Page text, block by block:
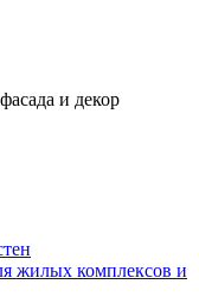
и декор
жилых комплексов и